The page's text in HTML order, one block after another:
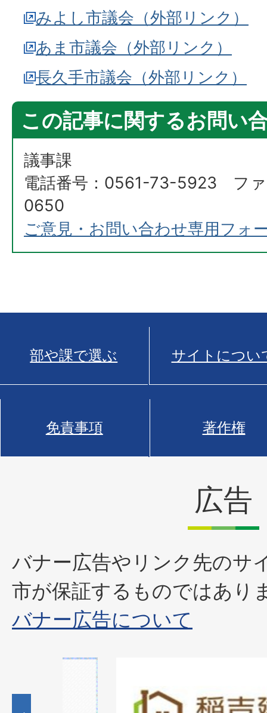
みよし市議会（外部リンク）
あま市議会（外部リンク）
長久手市議会（外部リンク）
この記事に関するお問い
議事課
電話番号：0561-73-5923 フ
0650
ご意見・お問い合わせ専用フォ
部や課で選ぶ サイトについ
免責事項 著作権
広告
バナー広告やリンク先のサ
市が保証するものではあり
バナー広告について
枚